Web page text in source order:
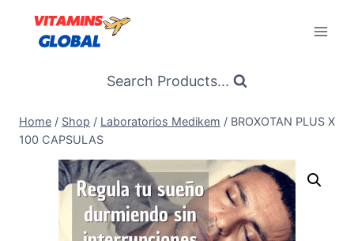
content
Search Products...
Home / Shop / Laboratorios Medikem / BROXOTAN PLUS X
100 CAPSULAS